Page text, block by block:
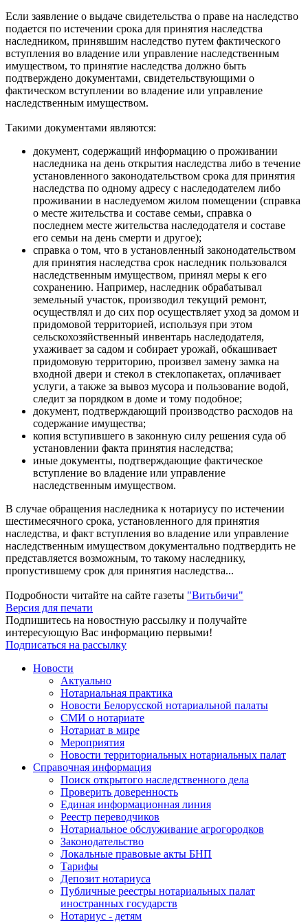
Если заявление о выдаче свидетельства о праве на наследство
подается по истечении срока для принятия наследства
наследником, принявшим наследство путем фактического
вступления во владение или управление наследственным
имуществом, то принятие наследства должно быть
подтверждено документами, свидетельствующими о
фактическом вступлении во владение или управление
наследственным имуществом.
Такими документами являются:
документ, содержащий информацию о проживании
наследника на день открытия наследства либо в течение
установленного законодательством срока для принятия
наследства по одному адресу с наследодателем либо
проживании в наследуемом жилом помещении (справка
о месте жительства и составе семьи, справка о
последнем месте жительства наследодателя и составе
его семьи на день смерти и другое);
справка о том, что в установленный законодательством
для принятия наследства срок наследник пользовался
наследственным имуществом, принял меры к его
сохранению. Например, наследник обрабатывал
земельный участок, производил текущий ремонт,
осуществлял и до сих пор осуществляет уход за домом и
придомовой территорией, используя при этом
сельскохозяйственный инвентарь наследодателя,
ухаживает за садом и собирает урожай, обкашивает
придомовую территорию, произвел замену замка на
входной двери и стекол в стеклопакетах, оплачивает
услуги, а также за вывоз мусора и пользование водой,
следит за порядком в доме и тому подобное;
документ, подтверждающий производство расходов на
содержание имущества;
копия вступившего в законную силу решения суда об
установлении факта принятия наследства;
иные документы, подтверждающие фактическое
вступление во владение или управление
наследственным имуществом.
В случае обращения наследника к нотариусу по истечении
шестимесячного срока, установленного для принятия
наследства, и факт вступления во владение или управление
наследственным имуществом документально подтвердить не
представляется возможным, то такому наследнику,
пропустившему срок для принятия наследства...
Подробности читайте на сайте газеты "Витьбичи"
Версия для печати
Подпишитесь на новостную рассылку и получайте
интересующую Вас информацию первыми!
Подписаться на рассылку
Новости
Актуально
Нотариальная практика
Новости Белорусской нотариальной палаты
СМИ о нотариате
Нотариат в мире
Мероприятия
Новости территориальных нотариальных палат
Справочная информация
Поиск открытого наследственного дела
Проверить доверенность
Единая информационная линия
Реестр переводчиков
Нотариальное обслуживание агрогородков
Законодательство
Локальные правовые акты БНП
Тарифы
Депозит нотариуса
Публичные реестры нотариальных палат
иностранных государств
Нотариус - детям